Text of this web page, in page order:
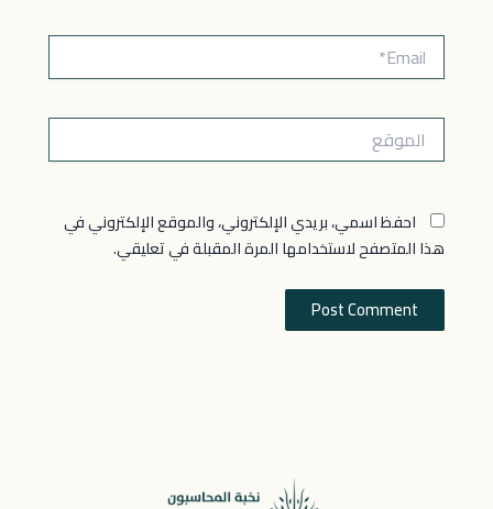
Email*
الموقع
احفظ اسمي، بريدي الإلكتروني، والموقع الإلكتروني في
هذا المتصفح لاستخدامها المرة المقبلة في تعليقي.